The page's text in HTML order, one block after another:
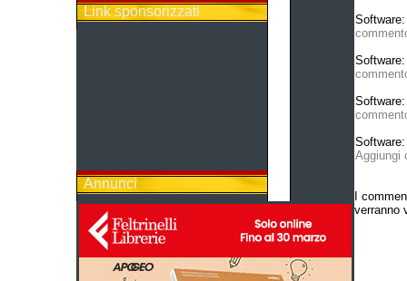
Link sponsorizzati
Annunci
Aggiungi
I
verranno